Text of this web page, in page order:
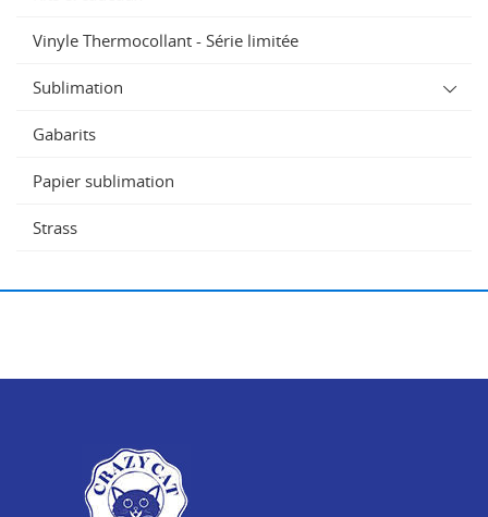
Vinyle Thermocollant - Série limitée
Sublimation
Gabarits
Papier sublimation
Strass